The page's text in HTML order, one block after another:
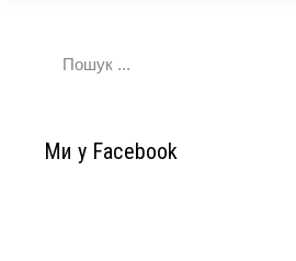
Ми у Facebook